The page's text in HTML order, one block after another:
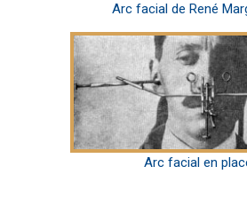
Arc facial de René
Arc facial en